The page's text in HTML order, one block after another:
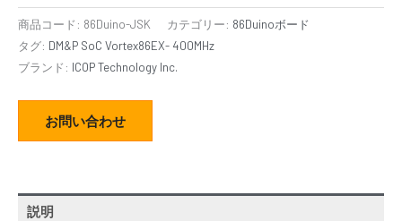
商品コード: 86Duino-JSK カテゴリー: 86Duinoボード
タグ: DM&P SoC Vortex86EX- 400MHz
ブランド: ICOP Technology Inc.
お問い合わせ
説明